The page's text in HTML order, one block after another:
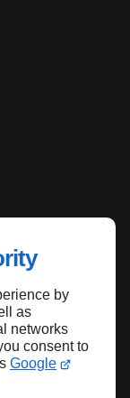
by
as
networks
consent to
Google